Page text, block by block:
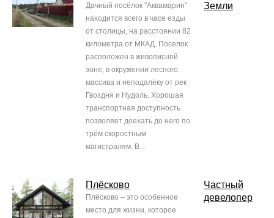
Дачный посёлок "Аквамарин"
находится всего в часе езды
от столицы, на расстоянии 82
километра от МКАД. Поселок
расположен в живописной
зоне, в окружении лесного
массива и неподалёку от рек
Гвоздня и Нудоль. Хорошая
транспортная доступность
позволяет доехать до него по
трём скоростным
магистралям. В...
Земли
Плёсково
Плёсково – это особенное
место для жизни, которое
Частный
девелопер